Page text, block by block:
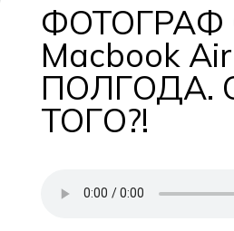
ФОТОГРАФ
Macbook
ПОЛГОДА.
ТОГО?!